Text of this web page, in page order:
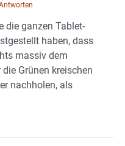
die ganzen Tablet-
haben, dass
massiv dem
Grünen kreischen
nachholen, als